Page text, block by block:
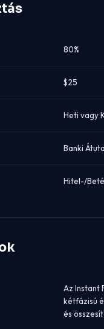
80%
$25
Heti vagy
Banki
Hitel-/
Az Instant
kétfázisú
és